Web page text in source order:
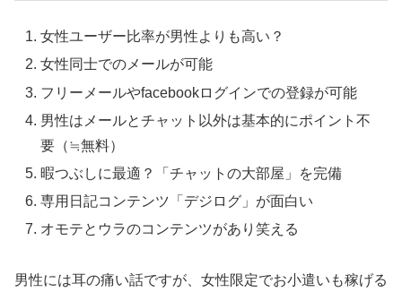
女性ユーザー比率が男性よりも高い？
女性同士でのメールが可能
フリーメールやfacebookログインでの登録が可能
男性はメールとチャット以外は基本的にポイント不
要（≒無料）
暇つぶしに最適？「チャットの大部屋」を完備
専用日記コンテンツ「デジログ」が面白い
オモテとウラのコンテンツがあり笑える
男性には耳の痛い話ですが、女性限定でお小遣いも稼げる